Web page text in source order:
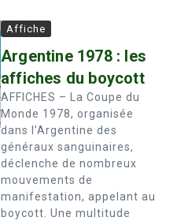
Affiche
Argentine 1978 : les
affiches du boycott
AFFICHES – La Coupe du
Monde 1978, organisée
dans l’Argentine des
généraux sanguinaires,
déclenche de nombreux
mouvements de
manifestation, appelant au
boycott. Une multitude